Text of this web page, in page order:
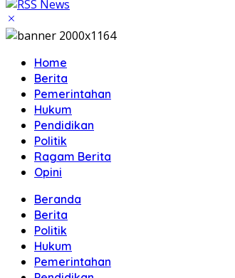
Home
Berita
Pemerintahan
Hukum
Pendidikan
Politik
Ragam Berita
Opini
Beranda
Berita
Politik
Hukum
Pemerintahan